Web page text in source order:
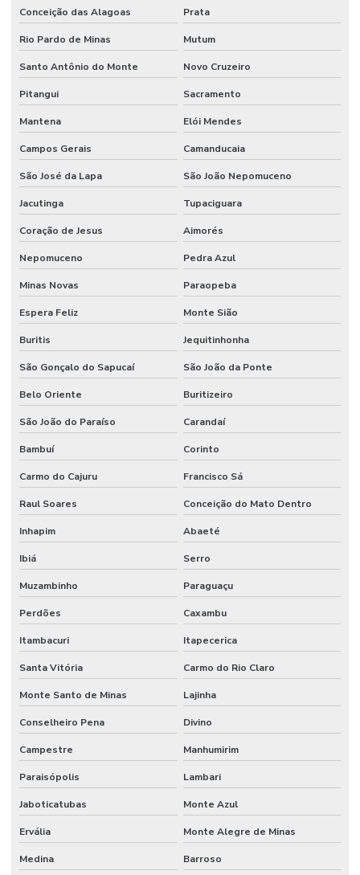
Conceição das Alagoas Prata
Rio Pardo de Minas Mutum
Santo Antônio do Monte Novo Cruzeiro
Pitangui Sacramento
Mantena Elói Mendes
Campos Gerais Camanducaia
São José da Lapa São João Nepomuceno
Jacutinga Tupaciguara
Coração de Jesus Aimorés
Nepomuceno Pedra Azul
Minas Novas Paraopeba
Espera Feliz Monte Sião
Buritis Jequitinhonha
São Gonçalo do Sapucaí São João da Ponte
Belo Oriente Buritizeiro
São João do Paraíso Carandaí
Bambuí Corinto
Carmo do Cajuru Francisco Sá
Raul Soares Conceição do Mato Dentro
Inhapim Abaeté
Ibiá Serro
Muzambinho Paraguaçu
Perdões Caxambu
Itambacuri Itapecerica
Santa Vitória Carmo do Rio Claro
Monte Santo de Minas Lajinha
Conselheiro Pena Divino
Campestre Manhumirim
Paraisópolis Lambari
Jaboticatubas Monte Azul
Ervália Monte Alegre de Minas
Medina Barroso